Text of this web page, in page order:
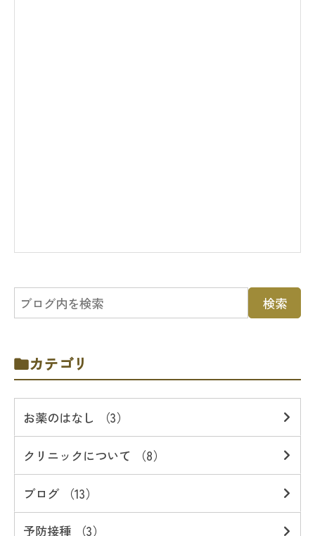
カテゴリ
お薬のはなし （3）
クリニックについて （8）
ブログ （13）
予防接種 （3）